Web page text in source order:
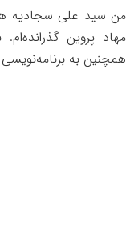
مهاد پروین
همچنین به